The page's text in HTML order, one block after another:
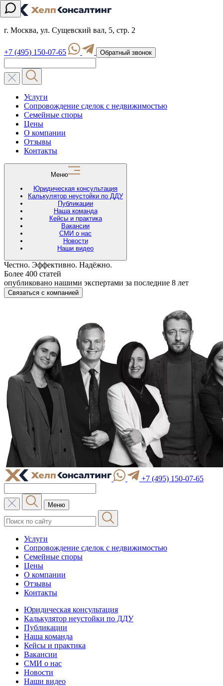
г. Москва, ул. Сущевский вал, 5, стр. 2
+7 (495) 150-07-65 Обратный звонок
Услуги
Сопровождение сделок с недвижимостью
Семейные споры
Цены
О компании
Отзывы
Контакты
Меню
Юридическая консультация
Калькулятор неустойки по ДДУ
Публикации
Наша команда
Кейсы и практика
Вакансии
СМИ о нас
Новости
Наши видео
Честно. Эффективно. Надёжно.
Более 400 статей
опубликовано нашими экспертами за последние 8 лет
Связаться с компанией
+7 (495) 150-07-65
Меню
Услуги
Сопровождение сделок с недвижимостью
Семейные споры
Цены
О компании
Отзывы
Контакты
Юридическая консультация
Калькулятор неустойки по ДДУ
Публикации
Наша команда
Кейсы и практика
Вакансии
СМИ о нас
Новости
Наши видео